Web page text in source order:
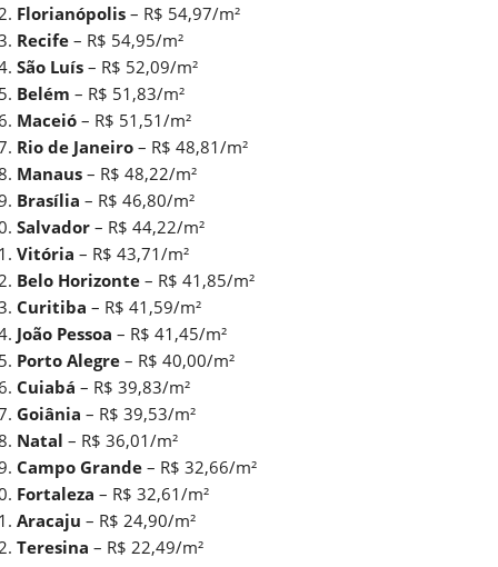
Florianópolis – R$ 54,97/m²
Recife – R$ 54,95/m²
São Luís – R$ 52,09/m²
Belém – R$ 51,83/m²
Maceió – R$ 51,51/m²
Rio de Janeiro – R$ 48,81/m²
Manaus – R$ 48,22/m²
Brasília – R$ 46,80/m²
Salvador – R$ 44,22/m²
Vitória – R$ 43,71/m²
Belo Horizonte – R$ 41,85/m²
Curitiba – R$ 41,59/m²
João Pessoa – R$ 41,45/m²
Porto Alegre – R$ 40,00/m²
Cuiabá – R$ 39,83/m²
Goiânia – R$ 39,53/m²
Natal – R$ 36,01/m²
Campo Grande – R$ 32,66/m²
Fortaleza – R$ 32,61/m²
Aracaju – R$ 24,90/m²
Teresina – R$ 22,49/m²